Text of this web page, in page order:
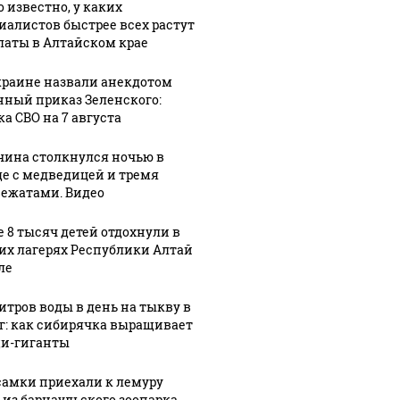
автобусы
начали
Чемальском
районе
Республики
Алтай
известно, у каких
быстрее всех растут
в Алтайском крае
назвали анекдотом
приказ Зеленского:
СВО на 7 августа
столкнулся ночью в
с медведицей и тремя
Видео
8 тысяч детей отдохнули в
лагерях Республики Алтай
воды в день на тыкву в
как сибирячка выращивает
гиганты
приехали к лемуру